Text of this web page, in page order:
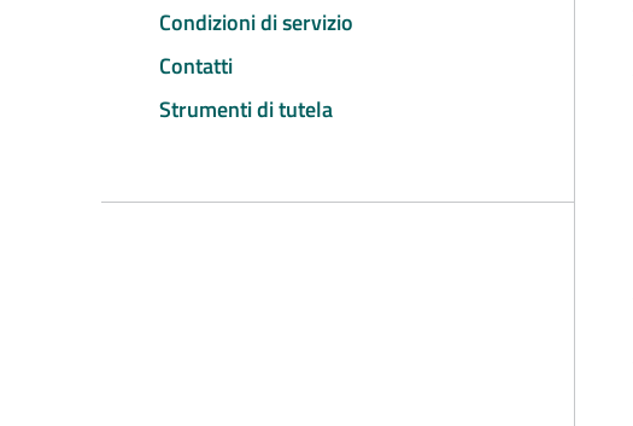
Condizioni di servizio
Contatti
Strumenti di tutela